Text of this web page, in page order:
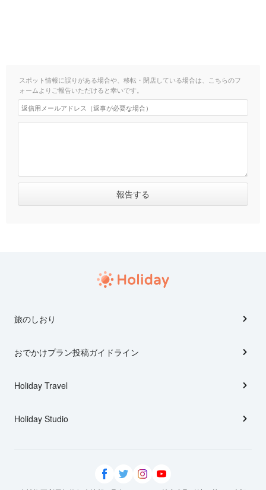
スポット情報に誤りがある場合や、移転・閉店している場合は、こちらのフ
ォームよりご報告いただけると幸いです。
旅のしおり
おでかけプラン投稿ガイドライン
Holiday Travel
Holiday Studio